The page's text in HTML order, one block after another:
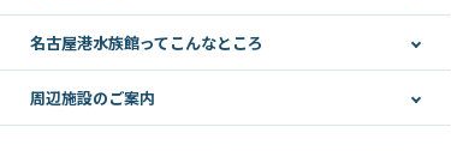
名古屋港水族館ってこんなところ
周辺施設のご案内